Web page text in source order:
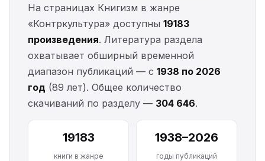
На страницах Книгизм в жанре
«Контркультура» доступны 19183
произведения. Литература раздела
охватывает обширный временной
диапазон публикаций — с 1938 по 2026
год (89 лет). Общее количество
скачиваний по разделу — 304 646.
19183
книги в жанре
1938–2026
годы публикаций